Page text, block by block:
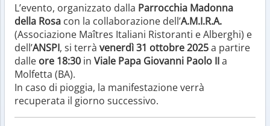
L’evento, organizzato dalla Parrocchia Madonna
della Rosa con la collaborazione dell’A.M.I.R.A.
(Associazione Maîtres Italiani Ristoranti e Alberghi) e
dell’ANSPI, si terrà venerdì 31 ottobre 2025a partire
dalle ore 18:30 in Viale Papa Giovanni Paolo IIa
Molfetta (BA).
In caso di pioggia, la manifestazione verrà
recuperata il giorno successivo.